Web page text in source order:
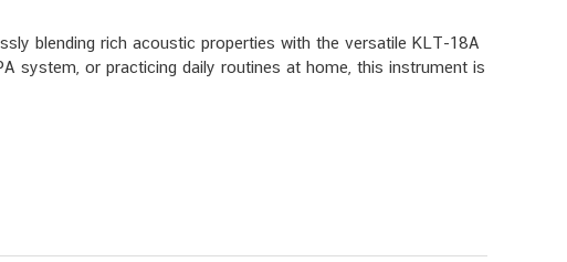
blending rich acoustic properties with the versatile KLT-18A
system, or practicing daily routines at home, this instrument is